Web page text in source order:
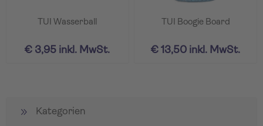
TUI Wasserball
€ 3,95 inkl. MwSt.
TUI Boogie Board
€ 13,50 inkl. MwSt.
Kategorien